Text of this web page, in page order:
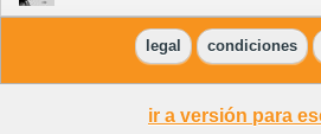
legal condiciones
ir a versión para